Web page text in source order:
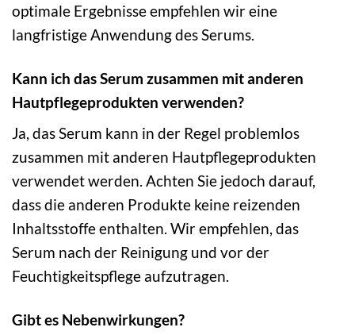
optimale Ergebnisse empfehlen wir eine
langfristige Anwendung des Serums.
Kann ich das Serum zusammen mit anderen
Hautpflegeprodukten verwenden?
Ja, das Serum kann in der Regel problemlos
zusammen mit anderen Hautpflegeprodukten
verwendet werden. Achten Sie jedoch darauf,
dass die anderen Produkte keine reizenden
Inhaltsstoffe enthalten. Wir empfehlen, das
Serum nach der Reinigung und vor der
Feuchtigkeitspflege aufzutragen.
Gibt es Nebenwirkungen?